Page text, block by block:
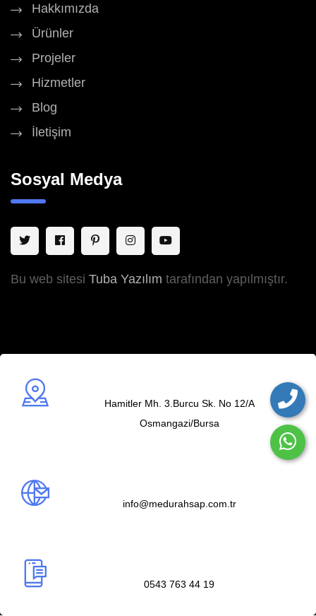
Hakkımızda
Ürünler
Projeler
Hizmetler
Blog
İletişim
Sosyal Medya
Bu web sitesi Tuba Yazılım tarafından yapılmıştır.
Hamitler Mh. 3.Burcu Sk. No 12/A
Osmangazi/Bursa
info@medurahsap.com.tr
0543 763 44 19